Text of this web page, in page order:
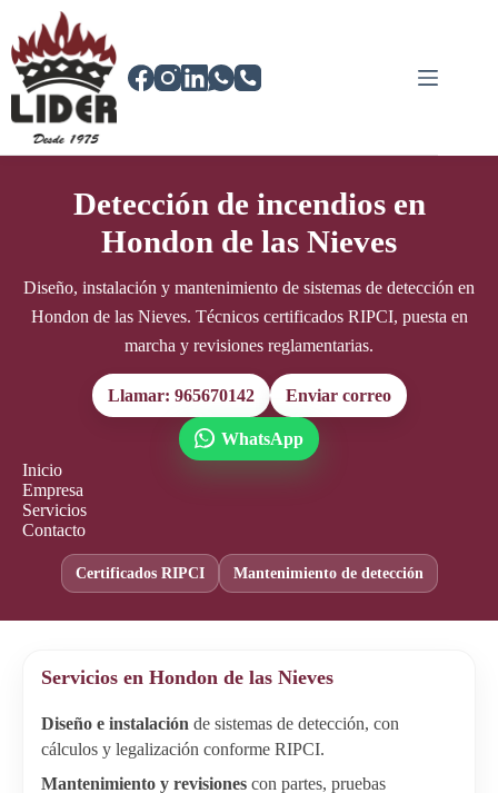
contenido
Detección de incendios en
Hondon de las Nieves
Diseño, instalación y mantenimiento de sistemas de detección en
Hondon de las Nieves. Técnicos certificados RIPCI, puesta en
marcha y revisiones reglamentarias.
Llamar: 965670142 Enviar correo
WhatsApp
Inicio
Empresa
Servicios
Contacto
Certificados RIPCI Mantenimiento de detección
Servicios en Hondon de las Nieves
Diseño e instalación de sistemas de detección, con
cálculos y legalización conforme RIPCI.
Mantenimiento y revisiones con partes, pruebas